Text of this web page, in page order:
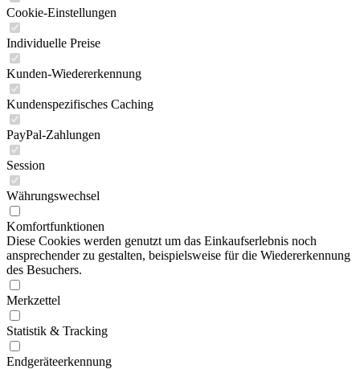
Cookie-Einstellungen
Individuelle Preise
Kunden-Wiedererkennung
Kundenspezifisches Caching
PayPal-Zahlungen
Session
Währungswechsel
Komfortfunktionen
Diese Cookies werden genutzt um das Einkaufserlebnis noch
ansprechender zu gestalten, beispielsweise für die Wiedererkennung
des Besuchers.
Merkzettel
Statistik & Tracking
Endgeräteerkennung